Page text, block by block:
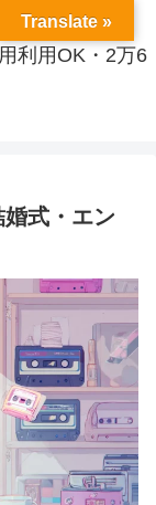
利用OK・2万6
式・エン
Translate »